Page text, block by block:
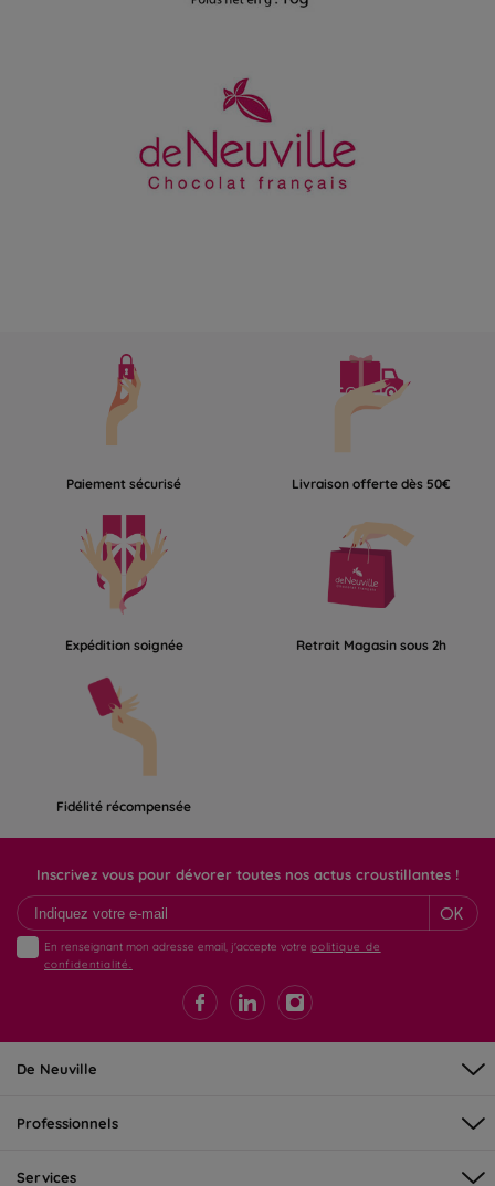
Paiement sécurisé Livraison offerte dès 50€
Expédition soignée Retrait Magasin sous 2h
Fidélité récompensée
Inscrivez vous pour dévorer toutes nos actus croustillantes !
OK
En renseignant mon adresse email, j'accepte votre politique de
confidentialité.
De Neuville
Professionnels
Services